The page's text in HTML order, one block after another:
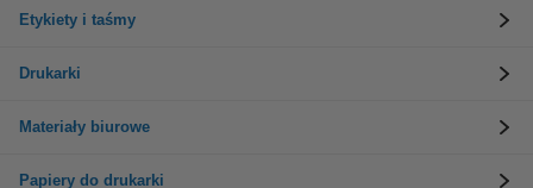
Etykiety i taśmy
Drukarki
Materiały biurowe
Papiery do drukarki